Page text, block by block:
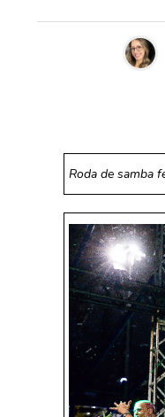
Roda de samba